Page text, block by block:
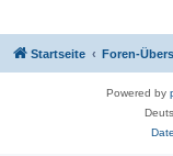
Startseite Foren-
Powered by